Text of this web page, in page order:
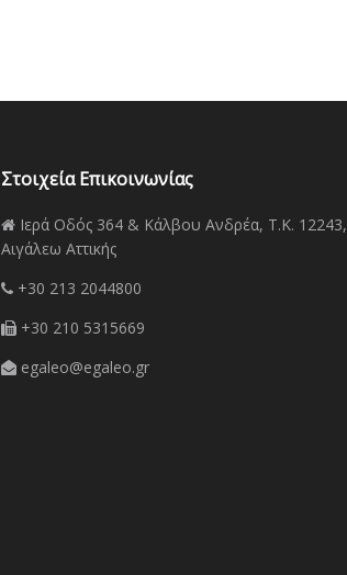
Στοιχεία Επικοινωνίας
Ιερά Οδός 364 & Κάλβου Ανδρέα, Τ.Κ. 12243,
Αιγάλεω Αττικής
+30 213 2044800
+30 210 5315669
egaleo@egaleo.gr